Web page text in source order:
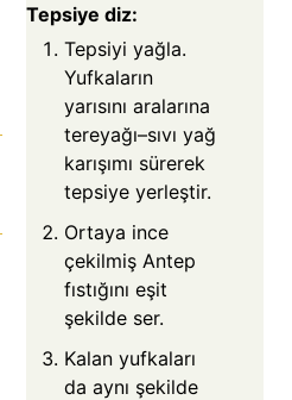
Tepsiye diz:
Tepsiyi yağla.
Yufkaların
yarısını aralarına
tereyağı–sıvı yağ
karışımı sürerek
tepsiye yerleştir.
Ortaya ince
çekilmiş Antep
fıstığını eşit
şekilde ser.
Kalan yufkaları
da aynı şekilde